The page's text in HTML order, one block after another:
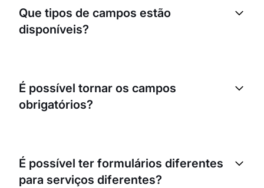
Que tipos de campos estão
disponíveis?
botões de opção, campos de data e hora, números
de telefone e endereços de e-mail.
É possível tornar os campos
obrigatórios?
marcação sem preencher os campos obrigatórios.
É possível ter formulários diferentes
para serviços diferentes?